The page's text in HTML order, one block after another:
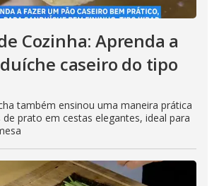
Cozinha: Aprenda a
caseiro do tipo
também ensinou uma maneira prática
prato em cestas elegantes, ideal para